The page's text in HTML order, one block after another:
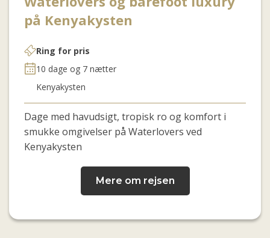
på Kenyakysten
Ring for pris
10 dage og 7 nætter
Kenyakysten
Dage med havudsigt, tropisk ro og komfort i
smukke omgivelser på Waterlovers ved
Kenyakysten
Mere om rejsen